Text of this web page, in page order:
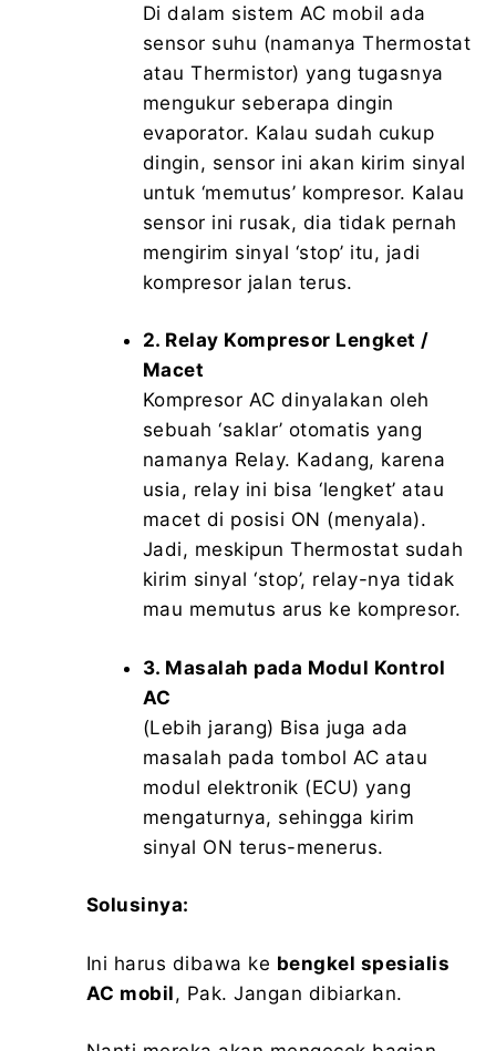
Di dalam sistem AC mobil ada
sensor suhu (namanya Thermostat
atau Thermistor) yang tugasnya
mengukur seberapa dingin
evaporator. Kalau sudah cukup
dingin, sensor ini akan kirim sinyal
untuk ‘memutus’ kompresor. Kalau
sensor ini rusak, dia tidak pernah
mengirim sinyal ‘stop’ itu, jadi
kompresor jalan terus.
2. Relay Kompresor Lengket /
Macet
Kompresor AC dinyalakan oleh
sebuah ‘saklar’ otomatis yang
namanya Relay. Kadang, karena
usia, relay ini bisa ‘lengket’ atau
macet di posisi ON (menyala).
Jadi, meskipun Thermostat sudah
kirim sinyal ‘stop’, relay-nya tidak
mau memutus arus ke kompresor.
3. Masalah pada Modul Kontrol
AC
(Lebih jarang) Bisa juga ada
masalah pada tombol AC atau
modul elektronik (ECU) yang
mengaturnya, sehingga kirim
sinyal ON terus-menerus.
Solusinya:
Ini harus dibawa ke bengkel spesialis
AC mobil, Pak. Jangan dibiarkan.